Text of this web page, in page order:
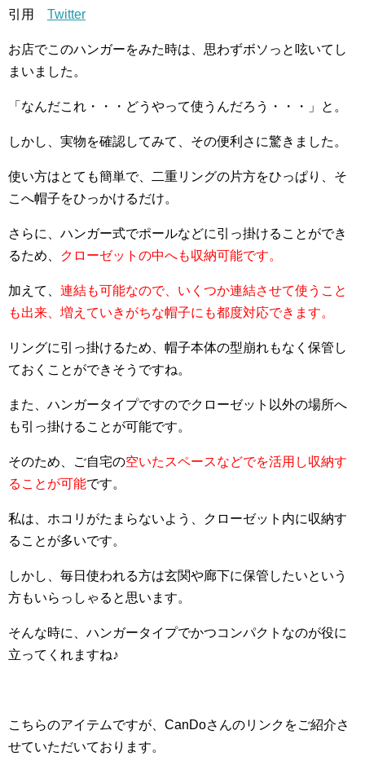
引用 Twitter
お店でこのハンガーをみた時は、思わずボソっと呟いてし
まいました。
「なんだこれ・・・どうやって使うんだろう・・・」と。
しかし、実物を確認してみて、その便利さに驚きました。
使い方はとても簡単で、二重リングの片方をひっぱり、そ
こへ帽子をひっかけるだけ。
さらに、ハンガー式でポールなどに引っ掛けることができ
るため、
クローゼットの中へも収納可能です。
加えて、 連結も可能なので、いくつか連結させて使うこと
も出来、増えていきがちな帽子にも都度対応できます。
リングに引っ掛けるため、帽子本体の型崩れもなく保管し
ておくことができそうですね。
また、ハンガータイプですのでクローゼット以外の場所へ
も引っ掛けることが可能です。
そのため、ご自宅の空いた スペースなどでを活用し収納す
ることが可能です。
私は、ホコリがたまらないよう、クローゼット内に収納す
ることが多いです。
しかし、毎日使われる方は玄関や廊下に保管したいという
方もいらっしゃると思います。
そんな時に、ハンガータイプでかつコンパクトなのが役に
立ってくれますね♪
こちらのアイテムですが、CanDoさんのリンクをご紹介さ
せていただいております。